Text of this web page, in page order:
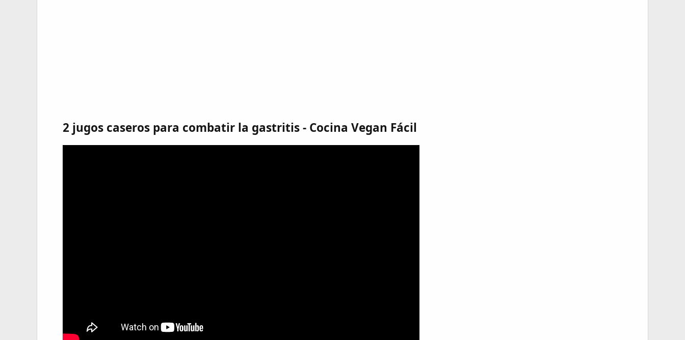
2 jugos caseros para combatir la gastritis - Cocina Vegan Fácil